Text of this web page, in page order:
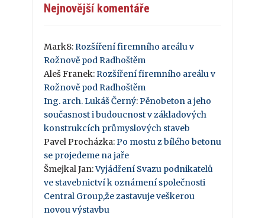
Nejnovější komentáře
Mark8: Rozšíření firemního areálu v
Rožnově pod Radhoštěm
Aleš Franek: Rozšíření firemního areálu v
Rožnově pod Radhoštěm
Ing. arch. Lukáš Černý: Pěnobeton a jeho
současnost i budoucnost v základových
konstrukcích průmyslových staveb
Pavel Procházka: Po mostu z bílého betonu
se projedeme na jaře
Šmejkal Jan:Vyjádření Svazu podnikatelů
ve stavebnictví k oznámení společnosti
Central Group,že zastavuje veškerou
novou výstavbu